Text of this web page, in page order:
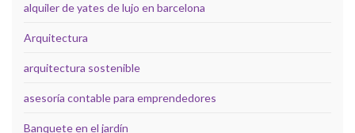
alquiler de yates de lujo en barcelona
Arquitectura
arquitectura sostenible
asesoría contable para emprendedores
Banquete en el jardín